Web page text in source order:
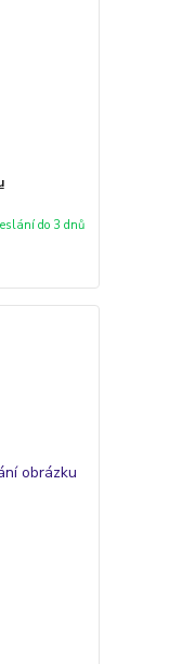
do 3 dnů